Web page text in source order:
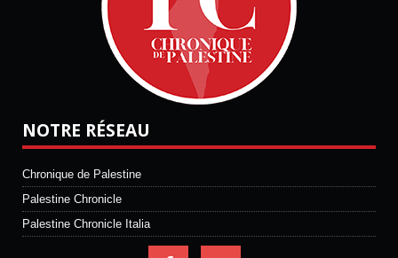
NOTRE RÉSEAU
Chronique de Palestine
Palestine Chronicle
Palestine Chronicle Italia